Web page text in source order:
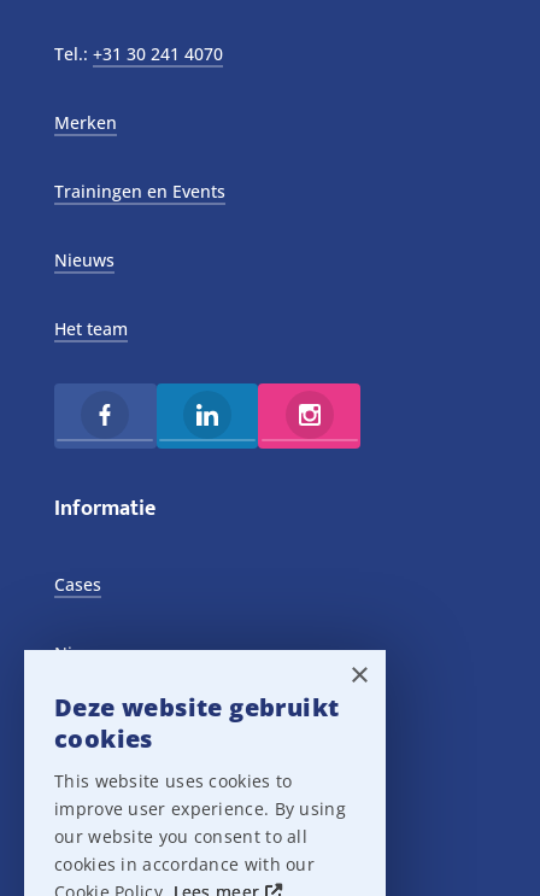
Tel.: +31 30 241 4070
Merken
Trainingen en Events
Nieuws
Het team
Informatie
Cases
Nieuws
Training Events
Privacy verklaring
Disclaimer
×
Deze website gebruikt
cookies
This website uses cookies to
improve user experience. By using
our website you consent to all
cookies in accordance with our